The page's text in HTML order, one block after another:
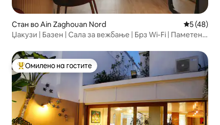
Стан во Ain Zaghouan Nord Просечна
5 (48)
Џакузи | Базен | Сала за вежбање | Брз Wi-Fi | Паметен
Меѓу најуспешните „Омилени на гостите“
Омилено на гостите